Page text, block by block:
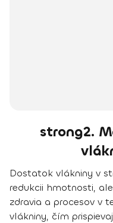
strong2.
Dostatok vlákniny v
redukcii hmotnosti,
zdravia a procesov v
vlákniny, čím